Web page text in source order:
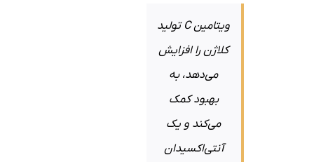
ویتامین C تولید
کلاژن را افزایش
می‌دهد، به
بهبود کمک
می‌کند و یک
آنتی‌اکسیدان